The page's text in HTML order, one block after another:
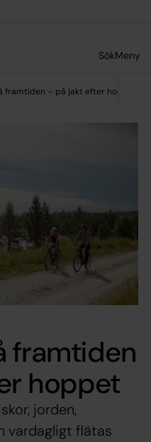
SökMeny
framtiden – på jakt efter hoppet
framtiden
hoppet
jorden,
vardagligt flätas